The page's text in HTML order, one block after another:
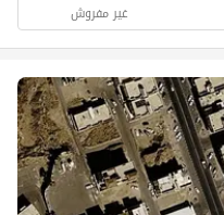
غير مفروش